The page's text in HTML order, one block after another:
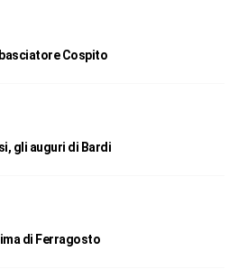
Cospito
gli auguri di Bardi
di Ferragosto